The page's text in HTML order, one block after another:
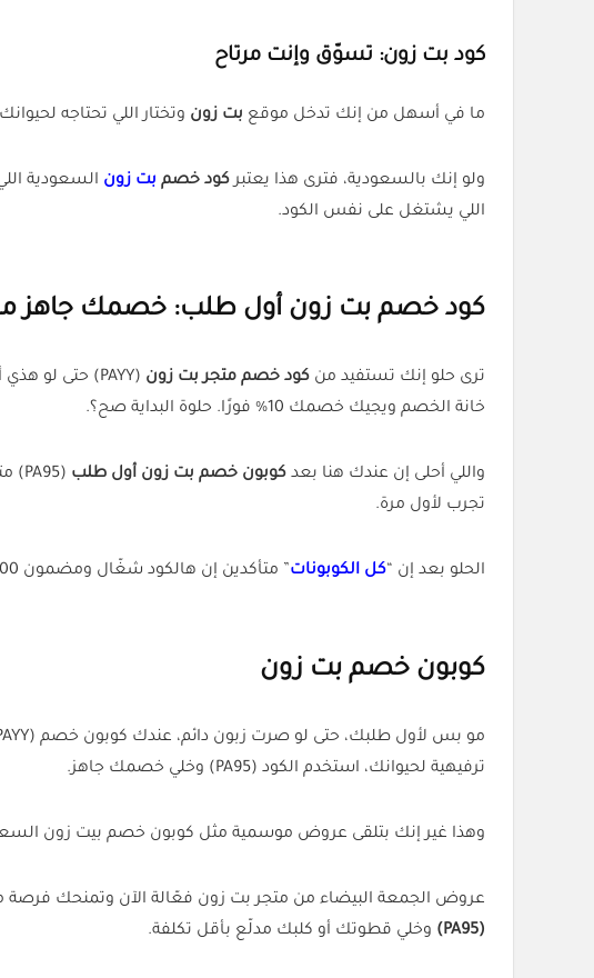
كود بت زون: تسوّق وإنت مرتاح
ما في أسهل من إنك تدخل موقع بت زون وتختار اللي تحتاجه
ولو إنك بالسعودية، فترى هذا يعتبركود خصم بت زون السعودية
اللي يشتغل على نفس الكود.
كود خصم بت زون أول طلب: خصمك جاهز
ترى حلو إنك تستفيد من كود خصم متجر بت زون
خانة الخصم ويجيك خصمك 10% فورًا. حلوة البداية صح؟.
واللي أحلى إن عندك هنا بعد كوبون خصم بت زون أول طلب (PA95) متاح حتى لو طلبك بسيط، وما يحتاج توصل لحد معين. ترى هذا يعتبر
تجرب لأول مرة.
الحلو بعد إن “كل الكوبونات” متأكدين إن هالكود شغّال ومضمون 100%، يعني ما يحتاج تجرب أكواد كثيرة وتضيع وقتك.
كوبون خصم بت زون
ترفيهية لحيوانك، استخدم الكود (PA95) وخلي خصمك جاهز.
وهذا غير إنك بتلقى عروض موسمية مثل كوبون خصم بيت زون
عروض الجمعة البيضاء من متجر بت زون فعّالة الآن وتمنحك
(PA95)
وخلي قطوتك أو كلبك مدلّع بأقل تكلفة.